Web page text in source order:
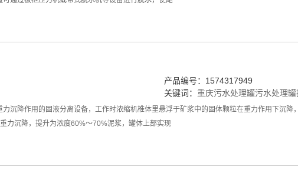
产品编号：1574317949
关键词： 重庆污水处理罐污水处理罐
沉降作用的固液分离设备，工作时浓缩机椎体里悬浮于矿浆中的固体颗粒在重力作用下沉降
力沉降，提升为浓度60%～70%泥浆，罐体上部实现